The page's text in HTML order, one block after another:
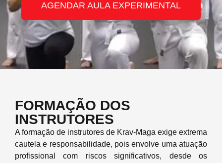
AGENDAR AULA EXPERIMENTAL
FORMAÇÃO DOS
INSTRUTORES
A formação de instrutores de Krav-Maga exige extrema
cautela e responsabilidade, pois envolve uma atuação
profissional com riscos significativos, desde os